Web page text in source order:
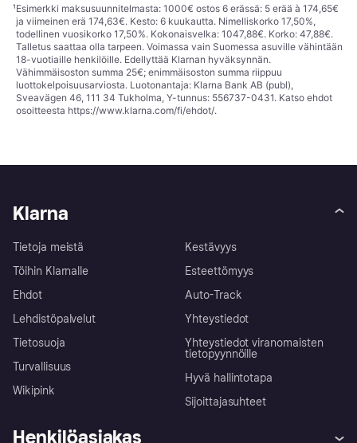
¹Esimerkki maksusuunnitelmasta: 1000€ ostos 6 erässä: 5 erää à 174,65€
ja viimeinen erä 174,63€. Kesto: 6 kuukautta. Nimelliskorko 17,50%,
todellinen vuosikorko 17,50%. Kokonaisvelka: 1047,88€. Korko: 47,88€.
Talletus saattaa olla tarpeen. Voimassa vain Suomessa asuville vähintään
18-vuotiaille henkilöille. Edellyttää Klarnan hyväksynnän.
Vähimmäisoston summa 25€; enimmäisoston summa riippuu
luottokelpoisuusarviosta. Luotonantaja: Klarna Bank AB (publ),
Sveavägen 46, 111 34 Tukholma, Y-tunnus: 556737-0431. Katso ehdot
osoitteesta https://www.klarna.com/fi/ehdot/.
Klarna
Tietoja meistä
Töihin Klarnalle
Ehdot
Lehdistöpalvelut
Tietosuoja
Turvallisuus
Wikipink
Kestävyys
Esteettömyys
Auto-Track
Yhteystiedot
Yhteystiedot viranomaisten
tietopyynnöille
Hyvä hallintotapa
Sijoittajasuhteet
Henkilöasiakas